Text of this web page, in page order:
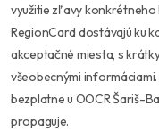
využitie zľavy konkrétneho
RegionCard dostávajú ku
akceptačné miesta, s
všeobecnými
bezplatne u OOCR Šariš-
propaguje.